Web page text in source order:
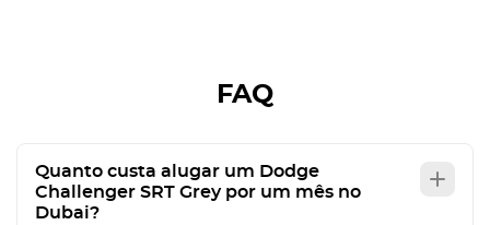
FAQ
Quanto custa alugar um Dodge
Challenger SRT Grey por um mês no
Dubai?